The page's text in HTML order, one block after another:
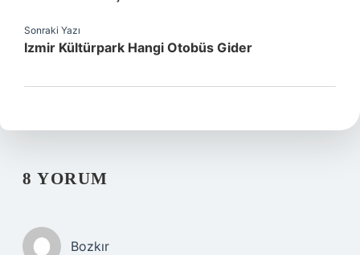
Sonraki Yazı
Izmir Kültürpark Hangi Otobüs Gider
8 YORUM
Bozkır